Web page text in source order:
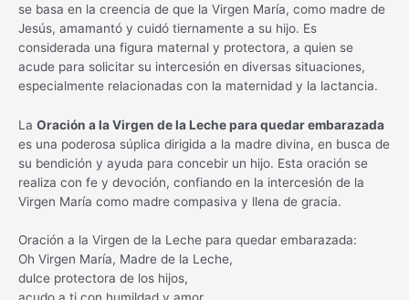
se basa en la creencia de que la Virgen María, como madre de
Jesús, amamantó y cuidó tiernamente a su hijo. Es
considerada una figura maternal y protectora, a quien se
acude para solicitar su intercesión en diversas situaciones,
especialmente relacionadas con la maternidad y la lactancia.
La Oración a la Virgen de la Leche para quedar embarazada
es una poderosa súplica dirigida a la madre divina, en busca de
su bendición y ayuda para concebir un hijo. Esta oración se
realiza con fe y devoción, confiando en la intercesión de la
Virgen María como madre compasiva y llena de gracia.
Oración a la Virgen de la Leche para quedar embarazada:
Oh Virgen María, Madre de la Leche,
dulce protectora de los hijos,